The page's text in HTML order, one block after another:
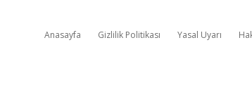
Anasayfa Gizlilik Politikası Yasal Uyarı